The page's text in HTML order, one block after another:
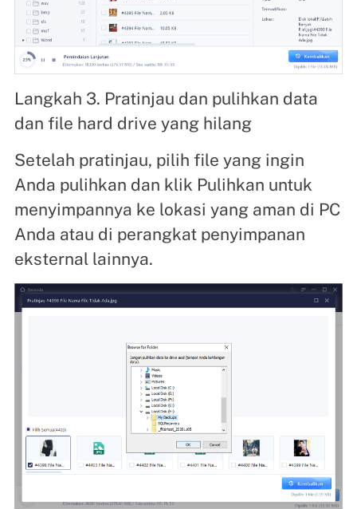
Langkah 3. Pratinjau dan pulihkan data
dan file hard drive yang hilang
Setelah pratinjau, pilih file yang ingin
Anda pulihkan dan klik Pulihkan untuk
menyimpannya ke lokasi yang aman di PC
Anda atau di perangkat penyimpanan
eksternal lainnya.